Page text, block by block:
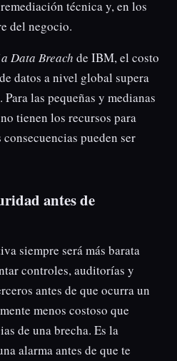
técnica y, en los
del negocio.
Data Breach de IBM, el costo
datos a nivel global supera
las pequeñas y medianas
tienen los recursos para
pueden ser
antes de
siempre será más barata
controles, auditorías y
antes de que ocurra un
menos costoso que
de una brecha. Es la
alarma antes de que te